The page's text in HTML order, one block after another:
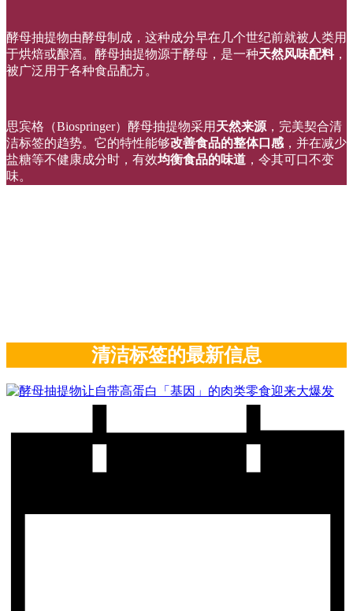
酵母抽提物由酵母制成，这种成分早在几个世纪前就被人类用
于烘焙或酿酒。酵母抽提物源于酵母，是一种天然风味配料，
被广泛用于各种食品配方。
思宾格（Biospringer）酵母抽提物采用 天然来源 ，完美契合清
洁标签的趋势。它的特性能够改善食品的整体口感 ，并在减少
盐糖等不健康成分时，有效均衡食品的味道 ，令其可口不变
味。
清洁标签的最新信息